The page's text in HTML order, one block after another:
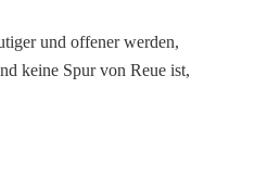
und offener werden,
keine Spur von Reue ist,